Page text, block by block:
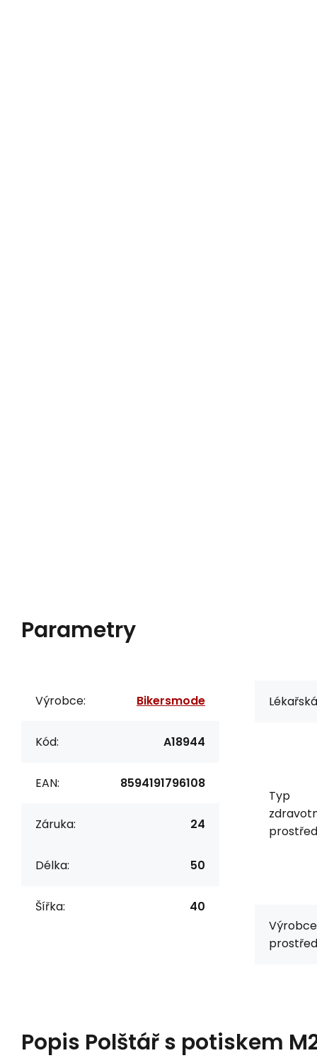
Parametry
Výrobce: Bikersmode
Kód: A18944
EAN: 8594191796108
Záruka: 24
Délka: 50
Šířka: 40
Typ
Popis Polštář s potiskem